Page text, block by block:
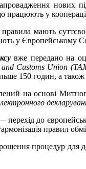
нових
працюють у
мають суттєво
у Європейському
вже передано на
Customs Union
150 годин, а також
на основі
до
правил
процедур для